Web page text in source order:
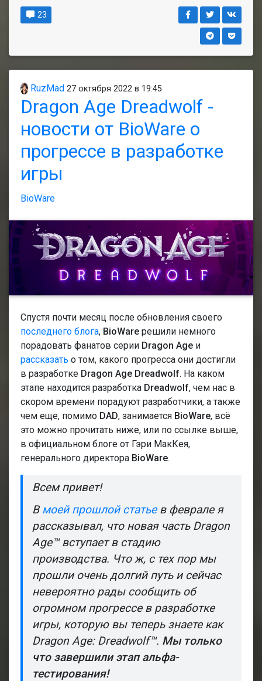
23
RuzMad 27 октября 2022 в 19:45
Dragon Age Dreadwolf -
новости от BioWare о
прогрессе в разработке
игры
BioWare
Спустя почти месяц после обновления своего
последнего блога, BioWare решили немного
порадовать фанатов серии Dragon Age и
рассказать о том, какого прогресса они достигли
в разработке Dragon Age Dreadwolf. На каком
этапе находится разработка Dreadwolf, чем нас в
скором времени порадуют разработчики, а также
чем еще, помимо DAD, занимается BioWare, всё
это можно прочитать ниже, или по ссылке выше,
в официальном блоге от Гэри МакКея,
генерального директора BioWare.
Всем привет!
В моей прошлой статьев феврале я
рассказывал, что новая часть Dragon
Age™ вступает в стадию
производства. Что ж, с тех пор мы
прошли очень долгий путь и сейчас
невероятно рады сообщить об
огромном прогрессе в разработке
игры, которую вы теперь знаете как
Dragon Age: Dreadwolf™. Мы только
что завершили этап альфа-
тестирования!